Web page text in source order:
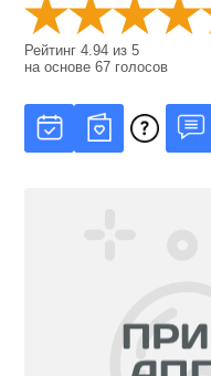
Рейтинг4.94 из5
на основе67 голосов